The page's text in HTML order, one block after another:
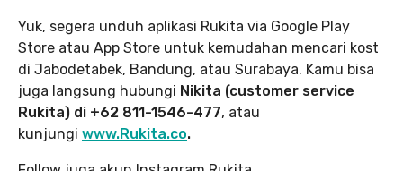
Yuk, segera unduh aplikasi Rukita via Google Play
Store atau App Store untuk kemudahan mencari kost
di Jabodetabek, Bandung, atau Surabaya. Kamu bisa
juga langsung hubungi Nikita (customer service
Rukita) di +62 811-1546-477, atau
kunjungi www.Rukita.co.